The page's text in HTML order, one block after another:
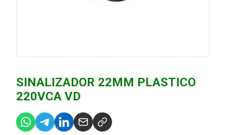
SINALIZADOR 22MM PLASTICO
220VCA VD